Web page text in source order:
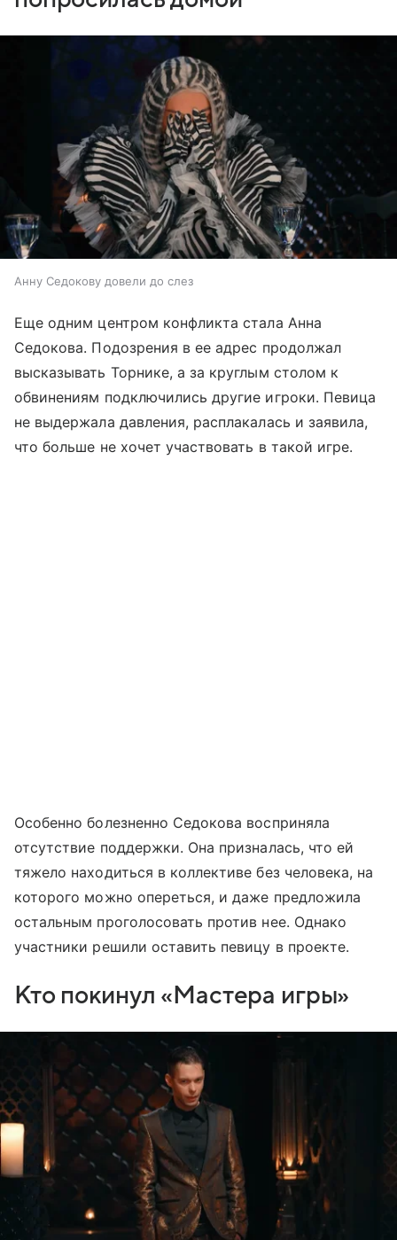
Анну Седокову довели до слез
Еще одним центром конфликта стала Анна
Седокова. Подозрения в ее адрес продолжал
высказывать Торнике, а за круглым столом к
обвинениям подключились другие игроки. Певица
не выдержала давления, расплакалась и заявила,
что больше не хочет участвовать в такой игре.
Особенно болезненно Седокова восприняла
отсутствие поддержки. Она призналась, что ей
тяжело находиться в коллективе без человека, на
которого можно опереться, и даже предложила
остальным проголосовать против нее. Однако
участники решили оставить певицу в проекте.
Кто покинул «Мастера игры»